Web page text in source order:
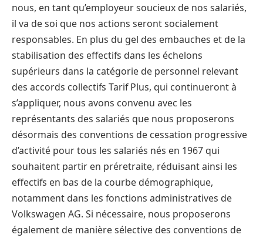
nous, en tant qu’employeur soucieux de nos salariés,
il va de soi que nos actions seront socialement
responsables. En plus du gel des embauches et de la
stabilisation des effectifs dans les échelons
supérieurs dans la catégorie de personnel relevant
des accords collectifs Tarif Plus, qui continueront à
s’appliquer, nous avons convenu avec les
représentants des salariés que nous proposerons
désormais des conventions de cessation progressive
d’activité pour tous les salariés nés en 1967 qui
souhaitent partir en préretraite, réduisant ainsi les
effectifs en bas de la courbe démographique,
notamment dans les fonctions administratives de
Volkswagen AG. Si nécessaire, nous proposerons
également de manière sélective des conventions de